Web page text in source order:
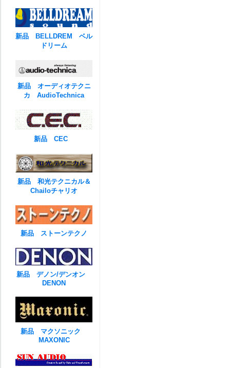
新品 BELLDREM ベル
ドリーム
新品 オーディオテクニ
カ AudioTechnica
新品 CEC
新品 和光テクニカル＆
Chailoチャリオ
新品 ストーンテクノ
新品 デノン/デンオン
DENON
新品 マクソニック
MAXONIC